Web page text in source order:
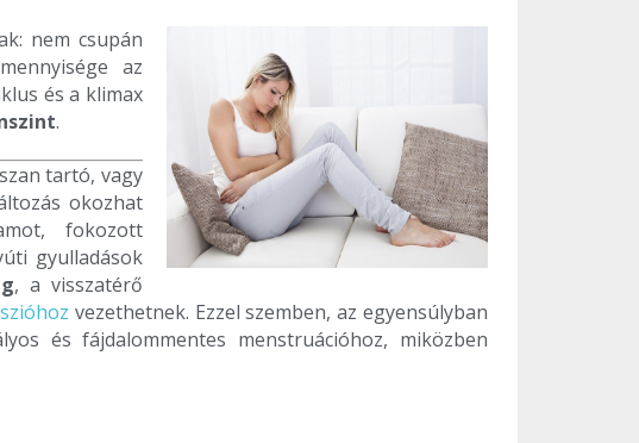
nem csupán
mennyisége az
és a klimax
.
tartó, vagy
okozhat
fokozott
gyulladások
, a visszatérő
vezethetnek. Ezzel szemben, az egyensúlyban
és fájdalommentes menstruációhoz, miközben